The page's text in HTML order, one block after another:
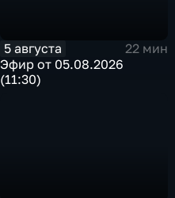
5 августа
22 мин
Эфир от 05.08.2026
(11:30)